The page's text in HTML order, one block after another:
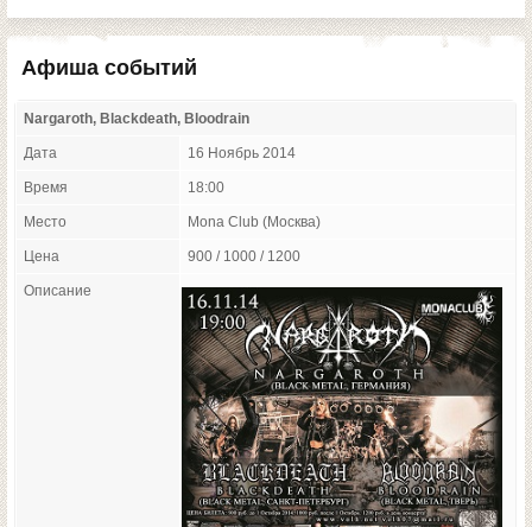
Афиша событий
Nargaroth, Blackdeath, Bloodrain
Дата 16 Ноябрь 2014
Время 18:00
Место Mona Club (Москва)
Цена 900 / 1000 / 1200
Описание